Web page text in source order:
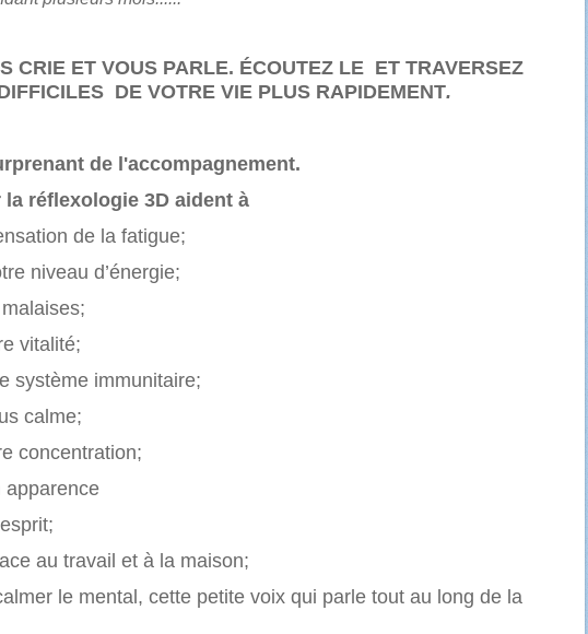
CRIE ET VOUS PARLE. ÉCOUTEZ LE ET TRAVERSEZ
DE VOTRE VIE PLUS RAPIDEMENT.
de l'accompagnement.
réflexologie 3D aident à
de la fatigue;
niveau d’énergie;
vitalité;
système immunitaire;
calme;
concentration;
apparence
au travail et à la maison;
le mental, cette petite voix qui parle tout au long de la